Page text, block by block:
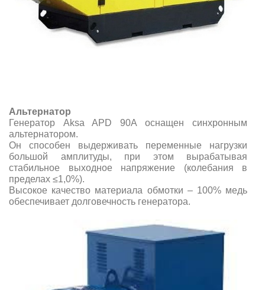
Альтернатор
Генератор Aksa APD 90A оснащен синхронным
альтернатором.
Он способен выдерживать переменные нагрузки
большой амплитуды, при этом вырабатывая
стабильное выходное напряжение (колебания в
пределах ≤1,0%).
Высокое качество материала обмотки – 100% медь
обеспечивает долговечность генератора.